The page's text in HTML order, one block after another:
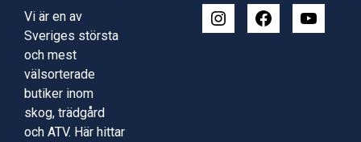
Vi är en av
Sveriges största
och mest
välsorterade
butiker inom
skog, trädgård
och ATV. Här hittar